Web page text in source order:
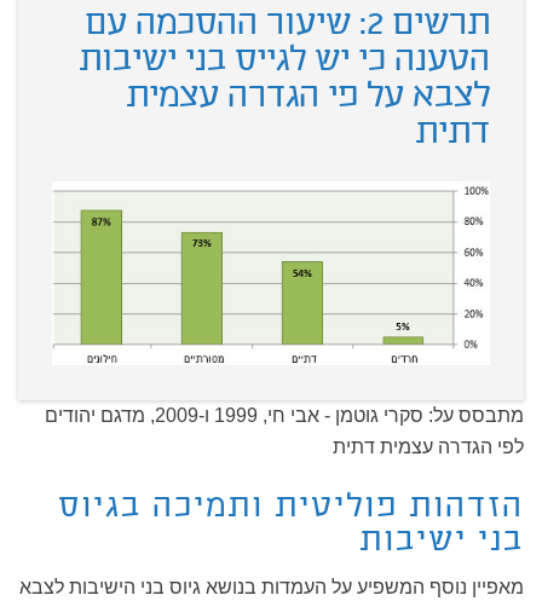
תרשים 2: שיעור ההסכמה עם
הטענה כי יש לגייס בני ישיבות
לצבא על פי הגדרה עצמית
דתית
מתבסס על: סקרי גוטמן - אבי חי, 1999 ו-2009, מדגם יהודים
לפי הגדרה עצמית דתית
הזדהות פוליטית ותמיכה בגיוס
בני ישיבות
מאפיין נוסף המשפיע על העמדות בנושא גיוס בני הישיבות לצבא